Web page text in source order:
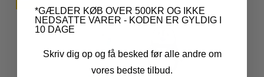
*GÆLDER KØB OVER 500KR OG IKKE
NEDSATTE VARER - KODEN ER GYLDIG I
10 DAGE
Skriv dig op og få besked før alle andre om
vores bedste tilbud.